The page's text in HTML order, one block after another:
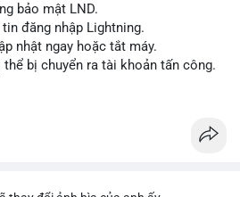
dõi sát các giao dịch tiếp theo từ
định xu hướng rõ ràng hơn. Tránh
một giao dịch đơn lẻ, hãy kết hợp
bảo mật LND.
đăng nhập Lightning.
nhật ngay hoặc tắt máy.
bị chuyển ra tài khoản tấn công.